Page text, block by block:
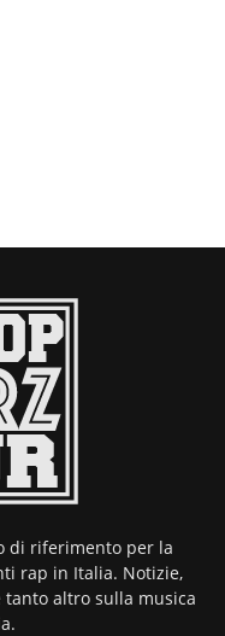
di riferimento per la
rap in Italia. Notizie,
tanto altro sulla musica